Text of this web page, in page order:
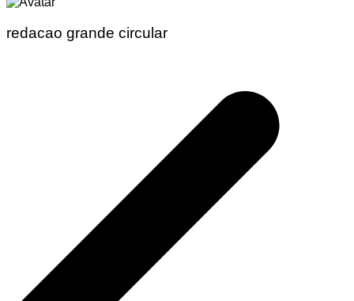
Share
redacao grande circular